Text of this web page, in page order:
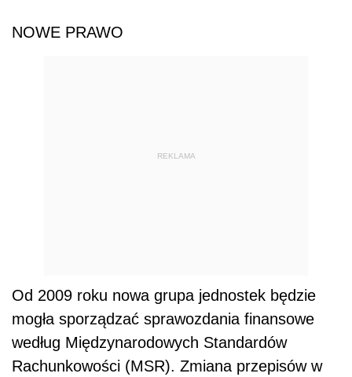
NOWE PRAWO
REKLAMA
Od 2009 roku nowa grupa jednostek będzie
mogła sporządzać sprawozdania finansowe
według Międzynarodowych Standardów
Rachunkowości (MSR). Zmiana przepisów w